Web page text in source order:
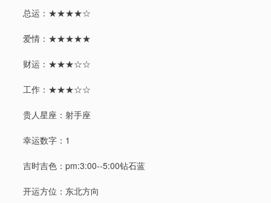
总运：★★★★☆
爱情：★★★★★
财运：★★★☆☆
工作：★★★☆☆
贵人星座：射手座
幸运数字：1
吉时吉色：pm:3:00--5:00钻石蓝
开运方位：东北方向